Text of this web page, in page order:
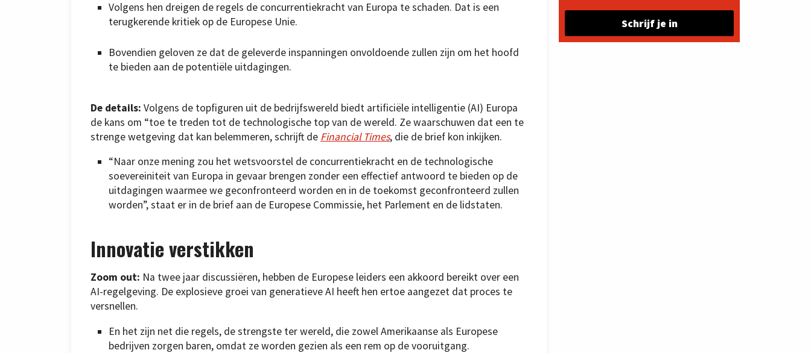
Volgens hen dreigen de regels de concurrentiekracht van Europa te schaden. Dat is een
terugkerende kritiek op de Europese Unie.
Bovendien geloven ze dat de geleverde inspanningen onvoldoende zullen zijn om het hoofd
te bieden aan de potentiële uitdagingen.
De details: Volgens de topfiguren uit de bedrijfswereld biedt artificiële intelligentie (AI) Europa
de kans om “toe te treden tot de technologische top van de wereld. Ze waarschuwen dat een te
strenge wetgeving dat kan belemmeren, schrijft de Financial Times, die de brief kon inkijken.
“Naar onze mening zou het wetsvoorstel de concurrentiekracht en de technologische
soevereiniteit van Europa in gevaar brengen zonder een effectief antwoord te bieden op de
uitdagingen waarmee we geconfronteerd worden en in de toekomst geconfronteerd zullen
worden”, staat er in de brief aan de Europese Commissie, het Parlement en de lidstaten.
Innovatie verstikken
Zoom out: Na twee jaar discussiëren, hebben de Europese leiders een akkoord bereikt over een
AI-regelgeving. De explosieve groei van generatieve AI heeft hen ertoe aangezet dat proces te
versnellen.
En het zijn net die regels, de strengste ter wereld, die zowel Amerikaanse als Europese
bedrijven zorgen baren, omdat ze worden gezien als een rem op de vooruitgang.
Schrijf je in